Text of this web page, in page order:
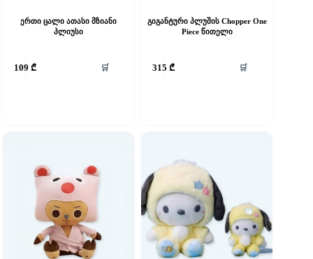
ერთი ცალი ათასი მზიანი
პლიუსი
109₾ 🛒
გიგანტური პლუშის Chopper One
Piece წითელი
315₾ 🛒
product
chosen
the
product
page